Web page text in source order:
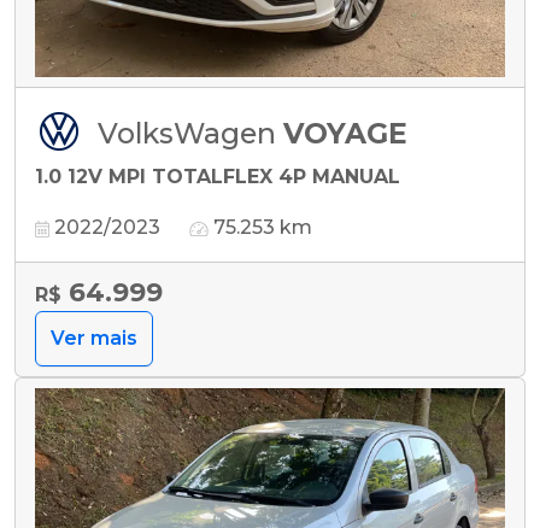
VolksWagen VOYAGE
1.0 12V MPI TOTALFLEX 4P MANUAL
2022/2023 75.253 km
R$ 64.999
Ver mais